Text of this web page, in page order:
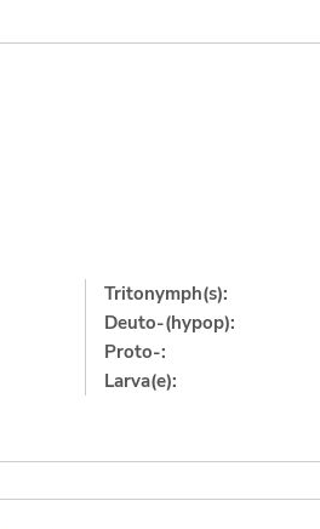
Tritonymph(s):
Deuto-(hypop):
Proto-:
Larva(e):